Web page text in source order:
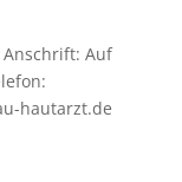
Auf
hautarzt.de